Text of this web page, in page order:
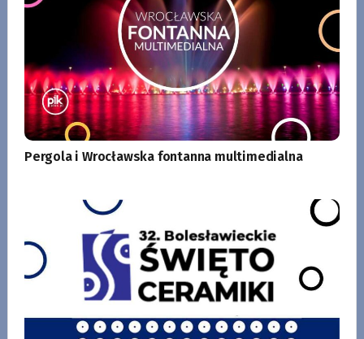
Pergola i Wrocławska fontanna multimedialna